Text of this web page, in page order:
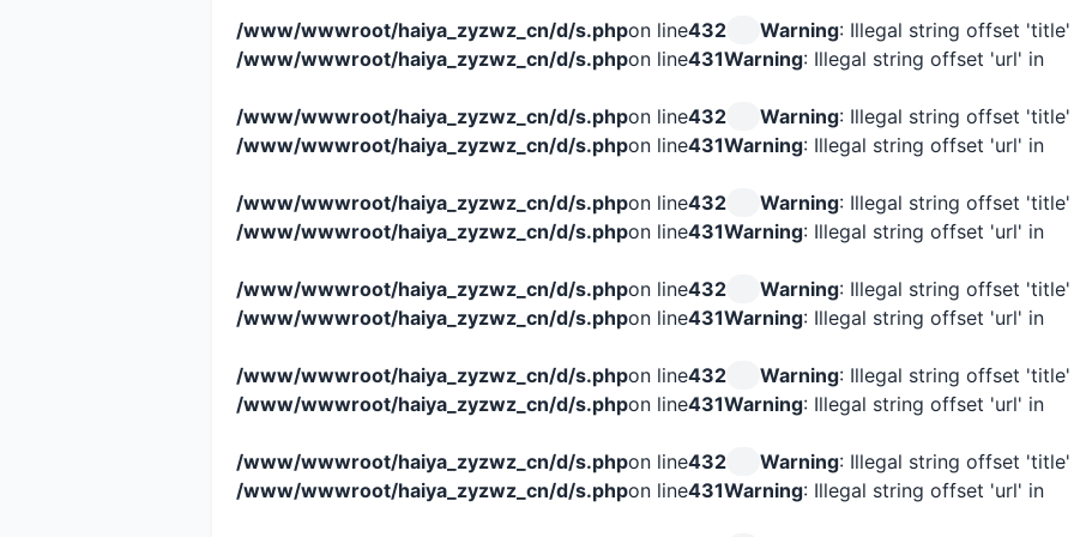
/www/wwwroot/haiya_zyzwz_cn/d/s.phpon line432 Warning: Illegal string offset 'title'
/www/wwwroot/haiya_zyzwz_cn/d/s.phpon line431Warning: Illegal string offset 'url' in
/www/wwwroot/haiya_zyzwz_cn/d/s.phpon line432 Warning: Illegal string offset 'title'
/www/wwwroot/haiya_zyzwz_cn/d/s.phpon line431Warning: Illegal string offset 'url' in
/www/wwwroot/haiya_zyzwz_cn/d/s.phpon line432 Warning: Illegal string offset 'title'
/www/wwwroot/haiya_zyzwz_cn/d/s.phpon line431Warning: Illegal string offset 'url' in
/www/wwwroot/haiya_zyzwz_cn/d/s.phpon line432 Warning: Illegal string offset 'title'
/www/wwwroot/haiya_zyzwz_cn/d/s.phpon line431Warning: Illegal string offset 'url' in
/www/wwwroot/haiya_zyzwz_cn/d/s.phpon line432 Warning: Illegal string offset 'title'
/www/wwwroot/haiya_zyzwz_cn/d/s.phpon line431Warning: Illegal string offset 'url' in
/www/wwwroot/haiya_zyzwz_cn/d/s.phpon line432 Warning: Illegal string offset 'title'
/www/wwwroot/haiya_zyzwz_cn/d/s.phpon line431Warning: Illegal string offset 'url' in